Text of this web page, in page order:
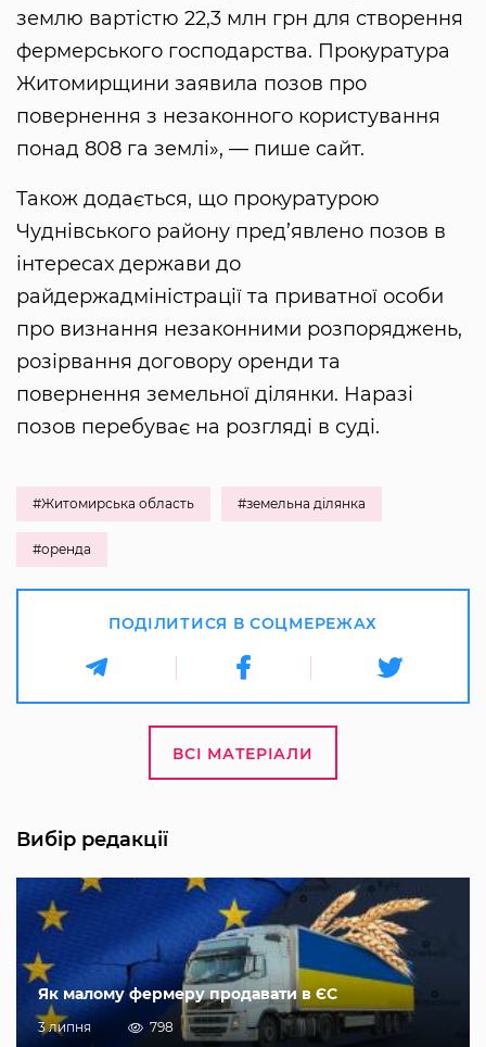
землю вартістю 22,3 млн грн для створення
фермерського господарства. Прокуратура
Житомирщини заявила позов про
повернення з незаконного користування
понад 808 га землі», — пише сайт.
Також додається, що прокуратурою
Чуднівського району пред’явлено позов в
інтересах держави до
райдержадміністрації та приватної особи
про визнання незаконними розпоряджень,
розірвання договору оренди та
повернення земельної ділянки. Наразі
позов перебуває на розгляді в суді.
#Житомирська область #земельна ділянка
#оренда
ПОДІЛИТИСЯ В СОЦМЕРЕЖАХ
ВСІ МАТЕРІАЛИ
Вибір редакції
Як малому фермеру продавати в ЄС
3 липня 798